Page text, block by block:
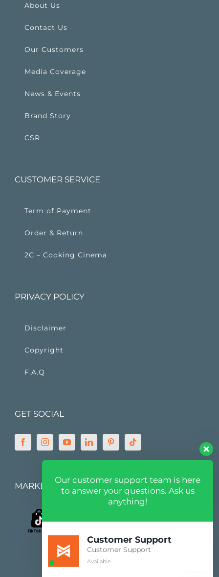
About Us
Contact Us
Our Customers
Media Coverage
News & Events
Brand Story
CSR
CUSTOMER SERVICE
Term of Payment
Order & Return
2C – Cooking Cinema
PRIVACY POLICY
Disclaimer
Copyright
F.A.Q
GET SOCIAL
MARKETPLACE
Our customer support team is here
to answer your questions. Ask us
anything!
Customer Support
Customer Support
Available